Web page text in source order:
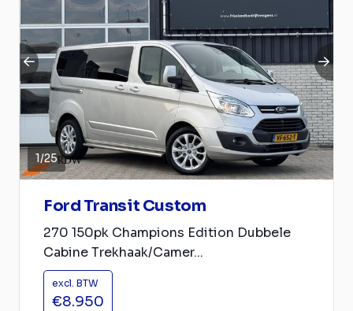
1/25
Ford Transit Custom
270 150pk Champions Edition Dubbele
Cabine Trekhaak/Camer...
excl. BTW
€8.950